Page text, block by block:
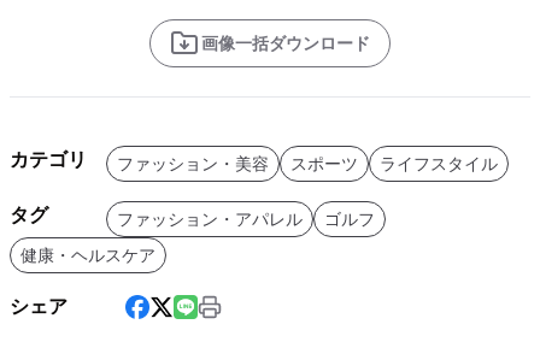
画像一括ダウンロード
カテゴリ ファッション・美容 スポーツ ライフスタイル
タグ ファッション・アパレル
ゴルフ
健康・ヘルスケア
シェア